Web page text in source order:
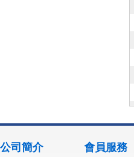
公司簡介 會員服務